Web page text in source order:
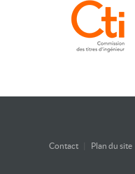
Contact Plan du site